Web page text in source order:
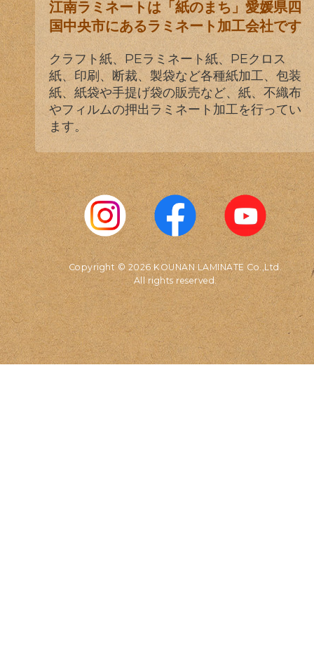
江南ラミネートは「紙のまち」愛媛県四
国中央市にあるラミネート加工会社です
クラフト紙、PEラミネート紙、PEクロス
紙、印刷、断裁、製袋など各種紙加工、包装
紙、紙袋や手提げ袋の販売など、紙、不織布
やフィルムの押出ラミネート加工を行ってい
ます。
Copyright © 2026 KOUNAN LAMINATE Co.,Ltd.
All rights reserved.